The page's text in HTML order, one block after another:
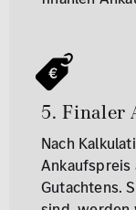
5. Finaler
Nach
Ankaufspreis
Gutachtens.